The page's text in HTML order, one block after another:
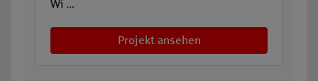
Wi ...
Projekt ansehen